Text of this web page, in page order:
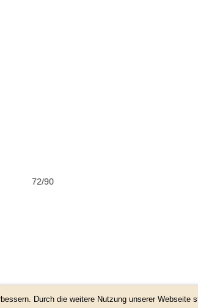
Durch die weitere Nutzung unserer Webseite